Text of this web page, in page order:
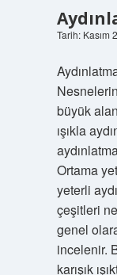
Tarih: Kasım
büyük
ışıkla
Ortama
yeterli
çeşitleri
genel
incelenir.
karışık